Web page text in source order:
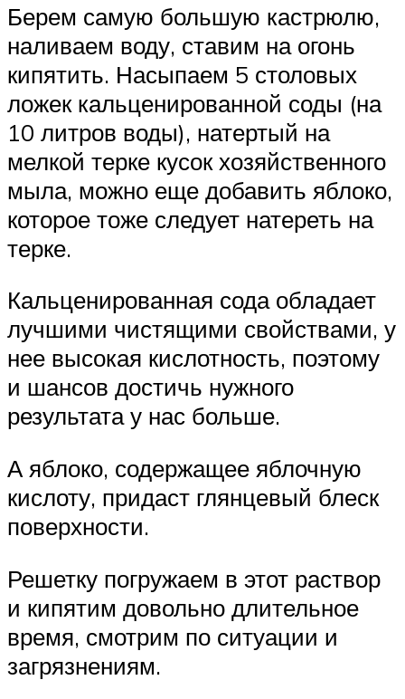
Берем самую большую кастрюлю,
наливаем воду, ставим на огонь
кипятить. Насыпаем 5 столовых
ложек кальценированной соды (на
10 литров воды), натертый на
мелкой терке кусок хозяйственного
мыла, можно еще добавить яблоко,
которое тоже следует натереть на
терке.
Кальценированная сода обладает
лучшими чистящими свойствами, у
нее высокая кислотность, поэтому
и шансов достичь нужного
результата у нас больше.
А яблоко, содержащее яблочную
кислоту, придаст глянцевый блеск
поверхности.
Решетку погружаем в этот раствор
и кипятим довольно длительное
время, смотрим по ситуации и
загрязнениям.